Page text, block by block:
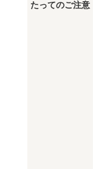
たってのご注意